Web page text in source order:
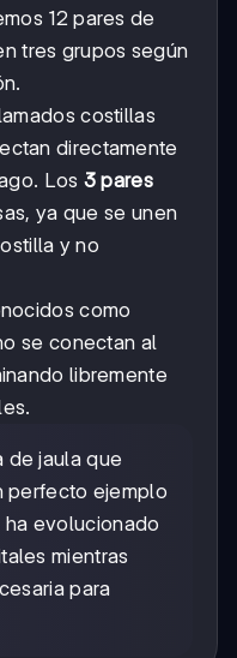
12 pares de
tres grupos según
costillas
directamente
Los 3 pares
ya que se unen
y no
como
se conectan al
libremente
de jaula que
perfecto ejemplo
evolucionado
mientras
para